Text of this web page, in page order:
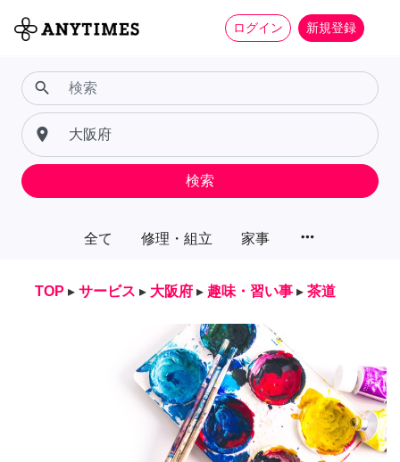
ログイン 新規登録
全て 修理・組立 家事 more_horiz
search
place
検索
TOP ▸ サービス ▸ 大阪府 ▸ 趣味・習い事 ▸ 茶道